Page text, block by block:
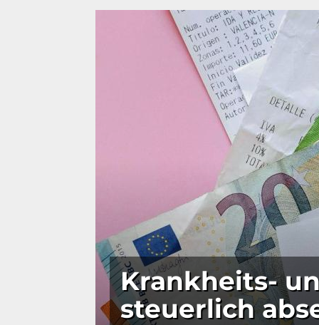
Krankheits-
steuerlich